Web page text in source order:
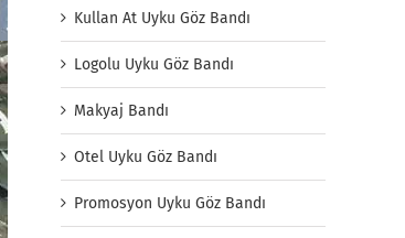
Kullan At Uyku Göz Bandı
Logolu Uyku Göz Bandı
Makyaj Bandı
Otel Uyku Göz Bandı
Promosyon Uyku Göz Bandı